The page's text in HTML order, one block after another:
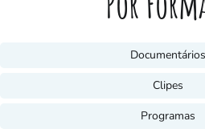
Documentários
Clipes
Programas